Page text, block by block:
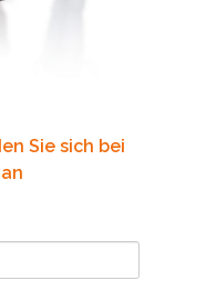
Sie sich bei